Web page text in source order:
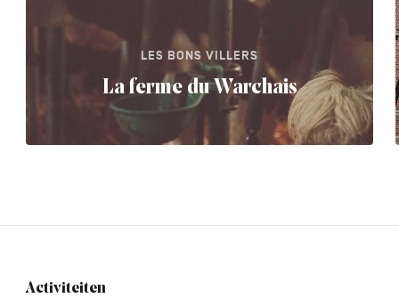
LES BONS VILLERS
La ferme du Warchais
Navigation
Activiteiten